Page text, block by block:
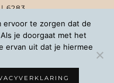
6283
| 1020
ervoor te zorgen dat de
je doorgaat met het
ervan uit dat je hiermee